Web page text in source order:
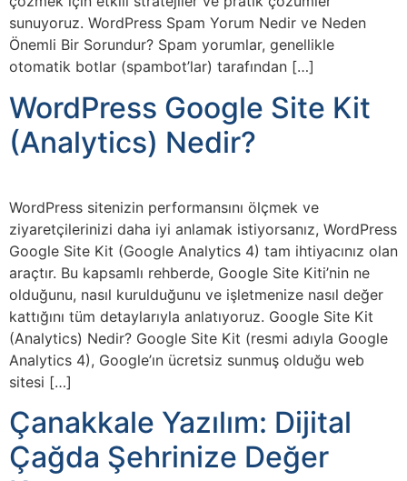
sunuyoruz. WordPress Spam Yorum Nedir ve Neden
Önemli Bir Sorundur? Spam yorumlar, genellikle
otomatik botlar (spambot’lar) tarafından […]
WordPress Google Site Kit
(Analytics) Nedir?
WordPress sitenizin performansını ölçmek ve
ziyaretçilerinizi daha iyi anlamak istiyorsanız, WordPress
Google Site Kit (Google Analytics 4) tam ihtiyacınız olan
araçtır. Bu kapsamlı rehberde, Google Site Kiti’nin ne
olduğunu, nasıl kurulduğunu ve işletmenize nasıl değer
kattığını tüm detaylarıyla anlatıyoruz. Google Site Kit
(Analytics) Nedir? Google Site Kit (resmi adıyla Google
Analytics 4), Google’ın ücretsiz sunmuş olduğu web
sitesi […]
Çanakkale Yazılım: Dijital
Çağda Şehrinize Değer